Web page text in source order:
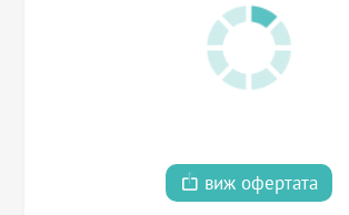
виж офертата